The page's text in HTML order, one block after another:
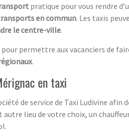
pratique pour vous rendre
en commun. Les taxis
le centre-ville.
permettre aux vacanciers de
.
en taxi
de service de Taxi Ludivine
lieu de votre choix, un